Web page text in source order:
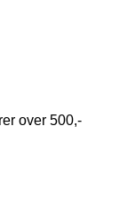
over 500,-